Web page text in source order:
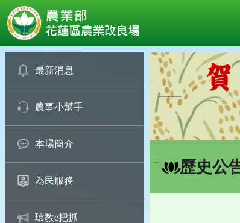
最新消息
農事小幫手
本場簡介
為民服務
環教e把抓
::: 歷史公